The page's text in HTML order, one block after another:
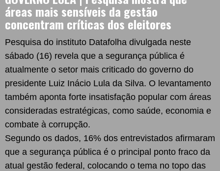
áreas mais sensíveis da gestão
concentram críticas dos eleitores
Pesquisa do instituto Datafolha divulgada neste
sábado (16) revela que a segurança pública é
atualmente o setor mais criticado do governo do
presidente Luiz Inácio Lula da Silva. O levantamento
também aponta forte insatisfação popular com áreas
consideradas estratégicas, como saúde, economia e
combate à corrupção.
Segundo os dados, 16% dos entrevistados afirmaram
que a segurança pública é o principal ponto fraco da
atual gestão federal, colocando o tema no topo das